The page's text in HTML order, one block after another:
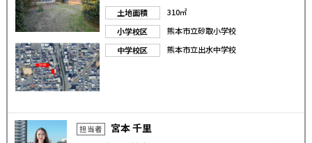
土地面積
310㎡
小学校区
熊本市立砂取小学校
中学校区
熊本市立出水中学校
担当者 宮本 千里